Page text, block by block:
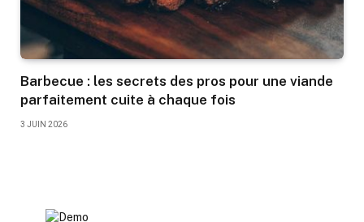
Barbecue : les secrets des pros pour une viande
parfaitement cuite à chaque fois
3 JUIN 2026